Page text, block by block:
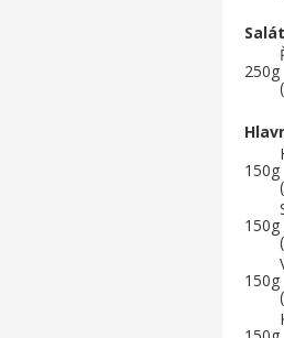
Salát
250g
150g
150g
150g